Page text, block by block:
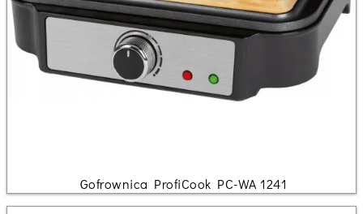
Gofrownica ProfiCook PC-WA 1241